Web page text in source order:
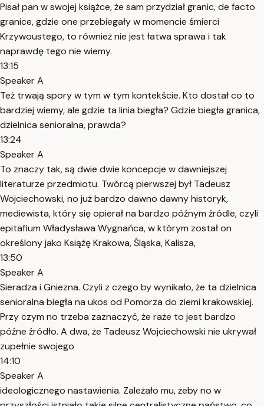
Pisał pan w swojej książce, że sam przydział granic, de facto
granice, gdzie one przebiegały w momencie śmierci
Krzywoustego, to również nie jest łatwa sprawa i tak
naprawdę tego nie wiemy.
13:15
Speaker A
Też trwają spory w tym w tym kontekście. Kto dostał co to
bardziej wiemy, ale gdzie ta linia biegła? Gdzie biegła granica,
dzielnica senioralna, prawda?
13:24
Speaker A
To znaczy tak, są dwie dwie koncepcje w dawniejszej
literaturze przedmiotu. Twórcą pierwszej był Tadeusz
Wojciechowski, no już bardzo dawno dawny historyk,
mediewista, który się opierał na bardzo późnym źródle, czyli
epitafium Władysława Wygnańca, w którym został on
określony jako Książę Krakowa, Śląska, Kalisza,
13:50
Speaker A
Sieradza i Gniezna. Czyli z czego by wynikało, że ta dzielnica
senioralna biegła na ukos od Pomorza do ziemi krakowskiej.
Przy czym no trzeba zaznaczyć, że raże to jest bardzo
późne źródło. A dwa, że Tadeusz Wojciechowski nie ukrywał
zupełnie swojego
14:10
Speaker A
ideologicznego nastawienia. Zależało mu, żeby no w